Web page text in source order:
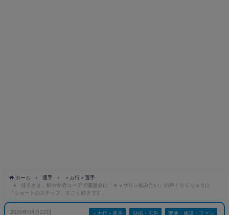
ホーム 選手
＜カ行＞選手
佳子さま、鮮やか赤コーデで園遊会に「キャサリン妃みたい」の声！りくりゅうに
「ショートのステップ、すごく好きです」
2026年04月22日 ＜カ行＞選手 SNS・広告 聖地・施設・ファン